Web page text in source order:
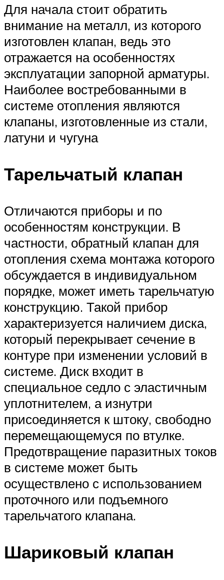
Для начала стоит обратить
внимание на металл, из которого
изготовлен клапан, ведь это
отражается на особенностях
эксплуатации запорной арматуры.
Наиболее востребованными в
системе отопления являются
клапаны, изготовленные из стали,
латуни и чугуна
Тарельчатый клапан
Отличаются приборы и по
особенностям конструкции. В
частности, обратный клапан для
отопления схема монтажа которого
обсуждается в индивидуальном
порядке, может иметь тарельчатую
конструкцию. Такой прибор
характеризуется наличием диска,
который перекрывает сечение в
контуре при изменении условий в
системе. Диск входит в
специальное седло с эластичным
уплотнителем, а изнутри
присоединяется к штоку, свободно
перемещающемуся по втулке.
Предотвращение паразитных токов
в системе может быть
осуществлено с использованием
проточного или подъемного
тарельчатого клапана.
Шариковый клапан